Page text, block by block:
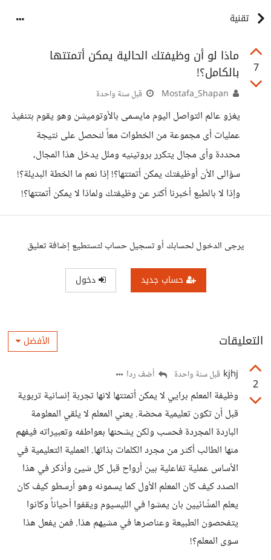
تقنية
7
ماذا لو أن وظيفتك الحالية يمكن أتمتتها
بالكامل؟!
قبل سنة واحدة
يغزو عالم التواصل اليوم مايسمى بالأوتوميشن وهو يقوم بتنفيذ
عمليات أى مجموعة من الخطوات معاً لنحصل على نتيجة
محددة وأى مجال يتكرر بروتينيه وملل يدخل هذا المجال،
سؤالى الأن أوظيفتك يمكن أتمتتها؟! إذا نعم ما الخطة البديلة؟!
وإذا لا بالطبع أخبرنا أكثر عن وظيفتك ولماذا لا يمكن أتمتتها؟!
يرجى الدخول لحسابك أو تسجيل حساب لتستطيع إضافة تعليق
حساب جديد دخول
التعليقات الأفضل
2
kjhj قبل سنة واحدة أضف ردا
وظيفة المعلم برايي لا يمكن أتمتتها لانها تجربة إنسانية تربوية
قبل أن تكون تعليمية محضة. يعني المعلم لا يلقي المعلومة
الباردة المجردة فحسب ولكن يشحنها بعواطفه وتعبيراته فيفهم
منها الطالب أكثر من مجرد الكلمات بذاتها. العملية التعليمية في
الأساس عملية تفاعلية بين أرواح قبل كل شيئ وأذكر في هذا
الصدد كيف كان المعلم الأول كما يسمونه وهو أرسطو كيف كان
يعلم المشّائيين بان يمشوا في الليسيوم ويقفوا أحياناً وكانوا
يتفحصون الطبيعة وعناصرها في مشيهم هذا. فمن يفعل هذا
سوى المعلم؟!